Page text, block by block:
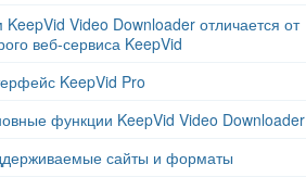
KeepVid Video Downloader отличается от
веб-сервиса KeepVid
KeepVid Pro
функции KeepVid Video Downloader
сайты и форматы